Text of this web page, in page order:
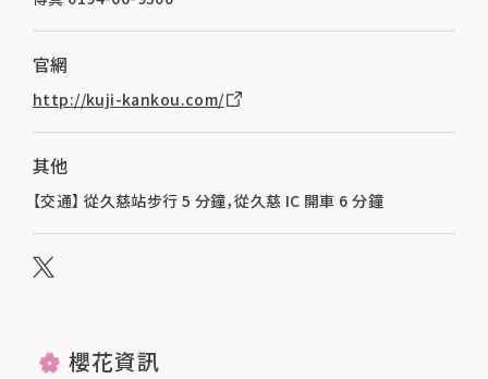
官網
http://kuji-kankou.com/
其他
【交通】 從久慈站步行 5 分鐘，從久慈 IC 開車 6 分鐘
櫻花資訊